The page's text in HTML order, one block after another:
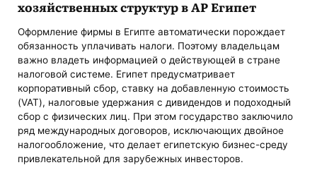
хозяйственных структур в АР Египет
Оформление фирмы в Египте автоматически порождает
обязанность уплачивать налоги. Поэтому владельцам
важно владеть информацией о действующей в стране
налоговой системе. Египет предусматривает
корпоративный сбор, ставку на добавленную стоимость
(VAT), налоговые удержания с дивидендов и подоходный
сбор с физических лиц. При этом государство заключило
ряд международных договоров, исключающих двойное
налогообложение, что делает египетскую бизнес-среду
привлекательной для зарубежных инвесторов.